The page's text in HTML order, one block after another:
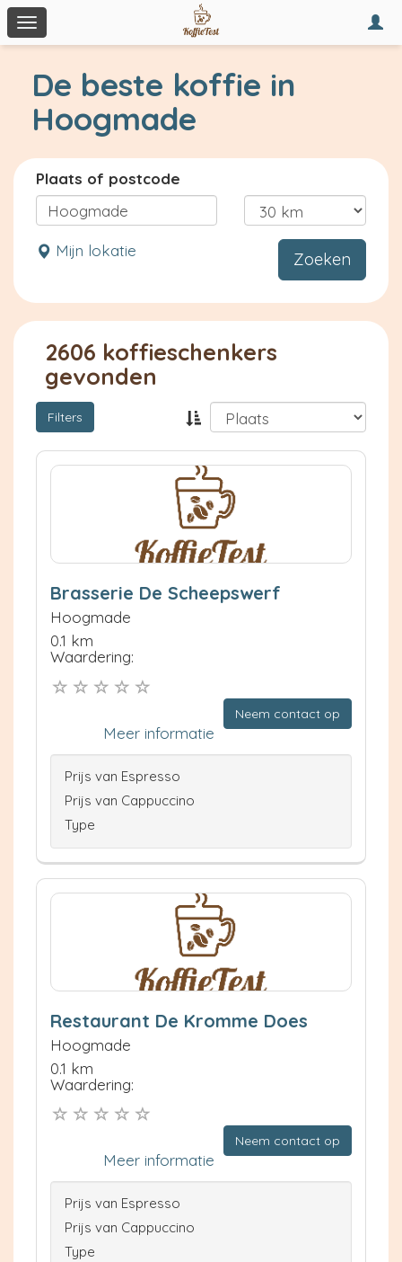
Toggle
navigation
De beste koffie in
Hoogmade
Plaats of postcode
Mijn lokatie Zoeken
2606 koffieschenkers
gevonden
Filters
Brasserie De Scheepswerf
Hoogmade
0.1 km
Waardering:
Neem contact op
Meer informatie
Prijs van Espresso
Prijs van Cappuccino
Type
Restaurant De Kromme Does
Hoogmade
0.1 km
Waardering:
Neem contact op
Meer informatie
Prijs van Espresso
Prijs van Cappuccino
Type